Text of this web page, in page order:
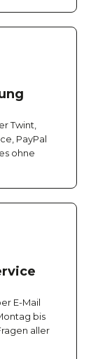
Twint,
PayPal
ohne
E-Mail
bis
aller